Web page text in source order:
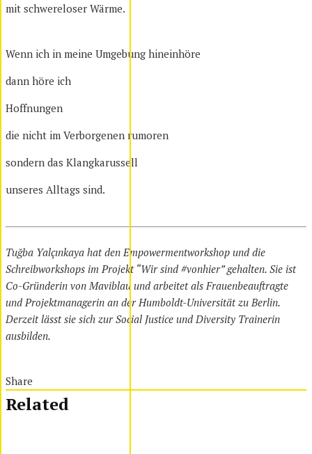
mit schwereloser Wärme.
Wenn ich in meine Umgebung hineinhöre
dann höre ich
Hoffnungen
die nicht im Verborgenen rumoren
sondern das Klangkarussell
unseres Alltags sind.
Tuğba Yalçınkaya hat den Empowermentworkshop und die
Schreibworkshops im Projekt “Wir sind #vonhier” gehalten. Sie ist
Co-Gründerin von Maviblau und arbeitet als Frauenbeauftragte
und Projektmanagerin an der Humboldt-Universität zu Berlin.
Derzeit lässt sie sich zur Social Justice und Diversity Trainerin
ausbilden.
Share
Related